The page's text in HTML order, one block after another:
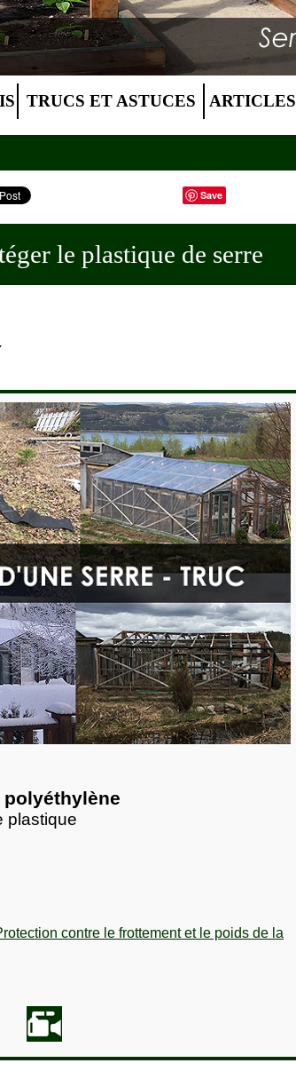
TRUCS ET ASTUCES ARTICLES
Save
le plastique de serre
plastique
contre le frottement et le poids de la